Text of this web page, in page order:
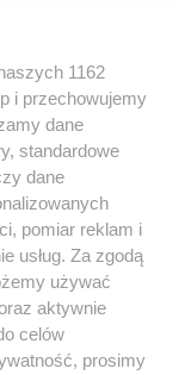
z portali
sięz nami
1162
i przechowujemy
dane
standardowe
dane
pomiar reklam i
usług. Za zgodą
używać
aktywnie
celów
prosimy